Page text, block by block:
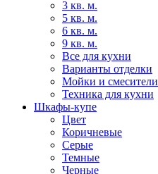
3 кв. м.
5 кв. м.
6 кв. м.
9 кв. м.
Все для кухни
Варианты отделки
Мойки и смесители
Техника для кухни
Шкафы-купе
Цвет
Коричневые
Серые
Темные
Черные